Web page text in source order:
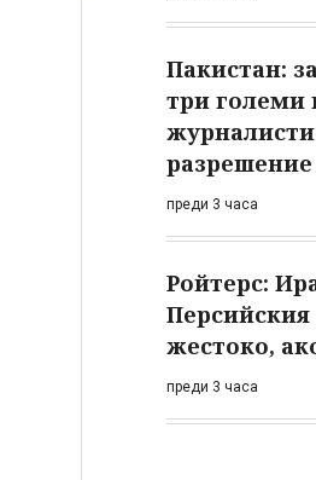
Пакистан:
три големи
разрешение
преди 3 часа
Ройтерс:
жестоко,
преди 3 часа